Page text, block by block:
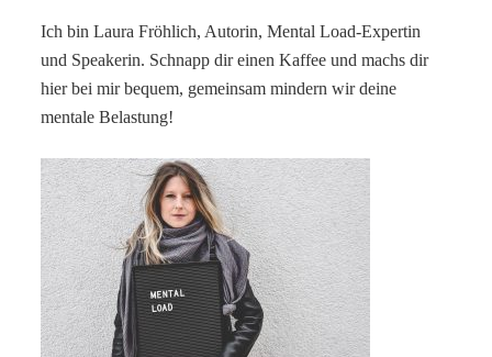
Ich bin Laura Fröhlich, Autorin, Mental Load-Expertin
und Speakerin. Schnapp dir einen Kaffee und machs dir
hier bei mir bequem, gemeinsam mindern wir deine
mentale Belastung!